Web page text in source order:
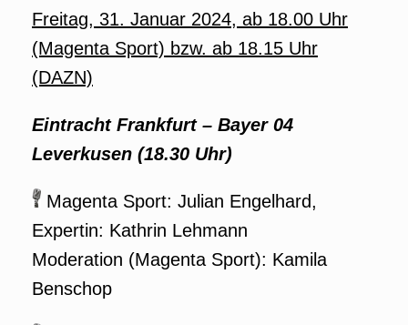
Freitag, 31. Januar 2024, ab 18.00 Uhr
(Magenta Sport) bzw. ab 18.15 Uhr
(DAZN)
Eintracht Frankfurt – Bayer 04
Leverkusen (18.30 Uhr)
Magenta Sport: Julian Engelhard,
Expertin: Kathrin Lehmann
Moderation (Magenta Sport): Kamila
Benschop